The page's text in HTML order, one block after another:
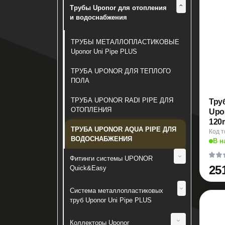
Демпферная лента
Шкафы коллекторные DJOUL
Шкафы коллекторные UPONOR
Сидения для унитаза
Инсталляции и клавиши
Диспенсеры и аксессуары
Мусорные ведра и контейнеры
Мусорные и сортировочные и баки
Урны и пепельницы
Сантехнические сифоны, муфты и
шланги
ЗАПОРНО-РЕГУЛИРУЮЩАЯ
АРМАТУРА
BIANCHI
Латунные фитинги
Трубы Uponor для отопления
и водоснабжения
ТРУБЫ МЕТАЛЛОПЛАСТИКОВЫЕ
Uponor Uni Pipe PLUS
ТРУБА UPONOR ДЛЯ ТЕПЛОГО
ПОЛА
ТРУБА UPONOR RADI PIPE ДЛЯ
ОТОПЛЕНИЯ
ТРУБА UPONOR AQUA PIPE ДЛЯ
ВОДОСНАБЖЕНИЯ
Фитинги системы UPONOR
Quick&Easy
ВОДОРОЗЕТКИ
Система металлопластиковых
труб Uponor Uni Pipe PLUS
ВОДОРОЗЕТКИ MLC
Коллекторы Uponor
Код
В